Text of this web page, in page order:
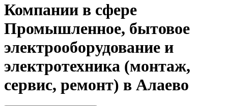
Компании в сфере
Промышленное, бытовое
электрооборудование и
электротехника (монтаж,
сервис, ремонт) в Алаево